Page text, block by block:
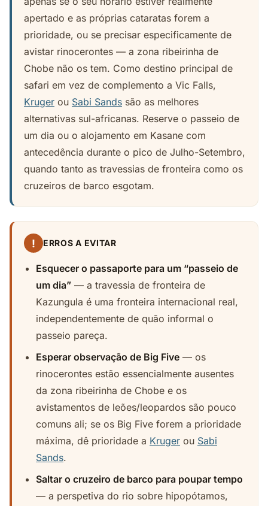
apertado e as próprias cataratas forem a
prioridade, ou se precisar especificamente de
avistar rinocerontes — a zona ribeirinha de
Chobe não os tem. Como destino principal de
safari em vez de complemento a Vic Falls,
Kruger ou Sabi Sands são as melhores
alternativas sul-africanas. Reserve o passeio de
um dia ou o alojamento em Kasane com
antecedência durante o pico de Julho-Setembro,
quando tanto as travessias de fronteira como os
cruzeiros de barco esgotam.
! ERROS A EVITAR
Esquecer o passaporte para um “passeio de
um dia” — a travessia de fronteira de
Kazungula é uma fronteira internacional real,
independentemente de quão informal o
passeio pareça.
Esperar observação de Big Five — os
rinocerontes estão essencialmente ausentes
da zona ribeirinha de Chobe e os
avistamentos de leões/leopardos são pouco
comuns ali; se os Big Five forem a prioridade
máxima, dê prioridade a Kruger ou Sabi
Sands.
Saltar o cruzeiro de barco para poupar tempo
— a perspetiva do rio sobre hipopótamos,